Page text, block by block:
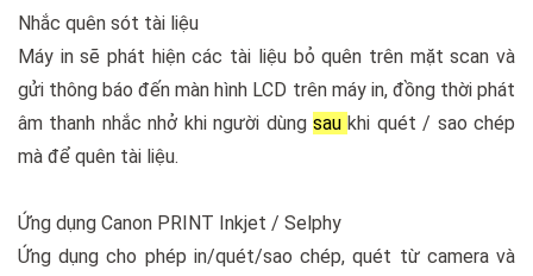
Nhắc quên sót tài liệu
Máy in sẽ phát hiện các tài liệu bỏ quên trên mặt scan và
gửi thông báo đến màn hình LCD trên máy in, đồng thời phát
âm thanh nhắc nhở khi người dùng saukhi quét / sao chép
mà để quên tài liệu.
Ứng dụng Canon PRINT Inkjet / Selphy
Ứng dụng cho phép in/quét/sao chép, quét từ camera và